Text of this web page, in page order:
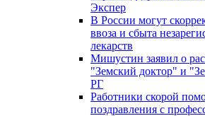
Экспер
В России могут
ввоза и сбыта
лекарств
Мишустин заявил о
"Земский доктор" и
РГ
Работники скорой
поздравления с